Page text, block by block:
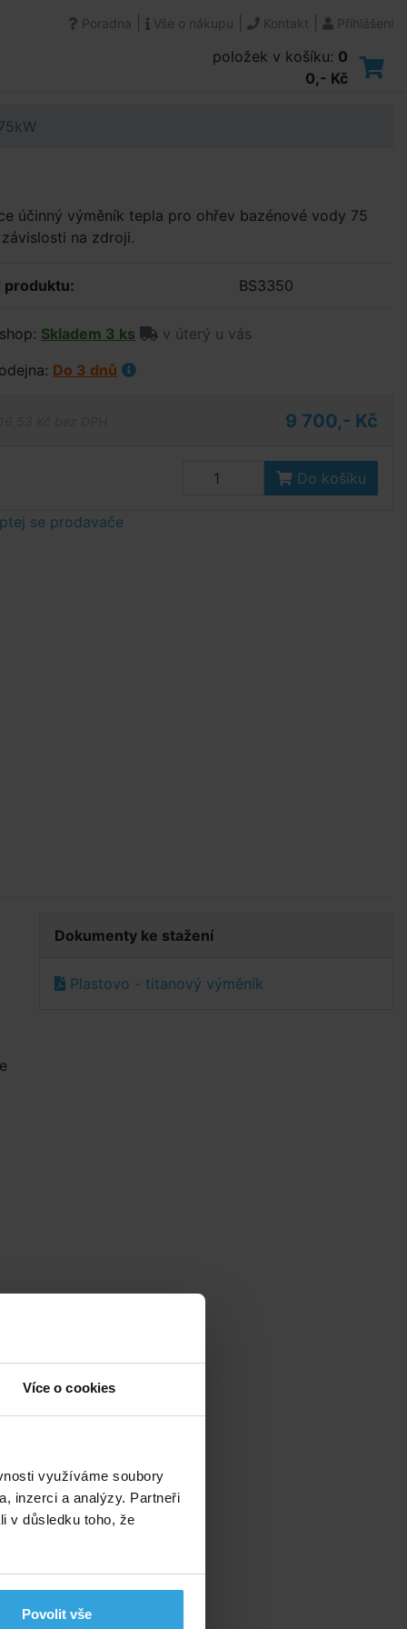
Více o cookies
využíváme soubory
inzerci a analýzy. Partneři
v důsledku toho, že
Povolit vše
Poradna Vše o nákupu Kontakt Přihlášení
položek v košíku: 0
0,- Kč
účinný výměník tepla pro ohřev bazénové vody 75
na zdroji.
produktu: BS3350
Skladem 3 ks
v úterý u vás
Do 3 dnů
9 700,- Kč
Do košíku
se prodavače
Dokumenty ke stažení
Plastovo - titanový výměník